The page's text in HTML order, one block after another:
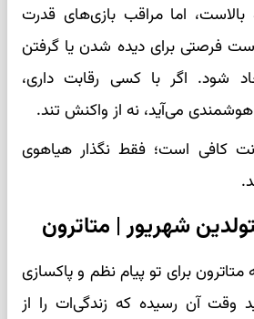
اما مراقب بازی‌های قدرت
فرصتی برای دیده شدن یا گرفتن
شود. اگر با کسی رقابت داری،
می‌آید، نه از واکنش تند.
کافی است؛ فقط نگذار هیاهوی
شهریور | متاترون
برای تو پیام نظم و پاکسازی
وقت آن رسیده که زندگی‌ات را از